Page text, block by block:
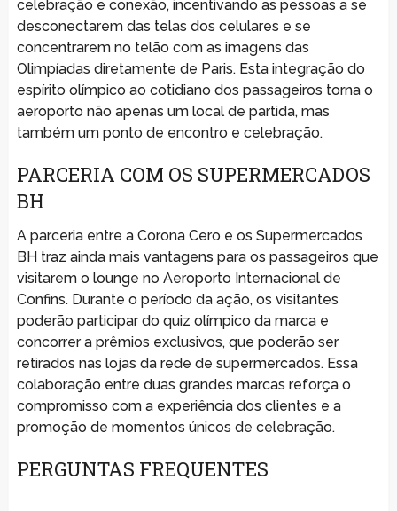
celebração e conexão, incentivando as pessoas a se
desconectarem das telas dos celulares e se
concentrarem no telão com as imagens das
Olimpíadas diretamente de Paris. Esta integração do
espírito olímpico ao cotidiano dos passageiros torna o
aeroporto não apenas um local de partida, mas
também um ponto de encontro e celebração.
PARCERIA COM OS SUPERMERCADOS
BH
A parceria entre a Corona Cero e os Supermercados
BH traz ainda mais vantagens para os passageiros que
visitarem o lounge no Aeroporto Internacional de
Confins. Durante o período da ação, os visitantes
poderão participar do quiz olímpico da marca e
concorrer a prêmios exclusivos, que poderão ser
retirados nas lojas da rede de supermercados. Essa
colaboração entre duas grandes marcas reforça o
compromisso com a experiência dos clientes e a
promoção de momentos únicos de celebração.
PERGUNTAS FREQUENTES